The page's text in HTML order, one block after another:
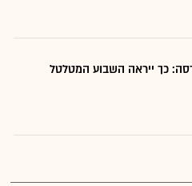
כך ייראה השבוע המטלטל